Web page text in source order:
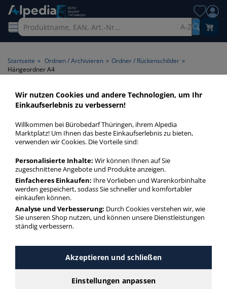
A-Z
Startseite » Ordnen / Archivieren » Ordner / Rückenschilder »
Hängeordner A4
Hängeordner A4 > Format A4
Hängeordner A4 in bester Qualität zum günstigen Preis.
Finden Sie schnell Hängeordner A4 mit unserer Filter-
Funktion.
Hängeordner A4
mehr Infos zur Kategorie
Wir nutzen Cookies und andere Technologien, um Ihr
Einkaufserlebnis zu verbessern!
Willkommen bei Bürobedarf Thüringen, ihrem Alpedia
Marktplatz! Um Ihnen das beste Einkaufserlebnis zu bieten,
verwenden wir Cookies. Die Vorteile sind:
Personalisierte Inhalte: Wir können Ihnen auf Sie
zugeschnittene Angebote und Produkte anzeigen.
Einfacheres Einkaufen: Ihre Vorlieben und Warenkorbinhalte
werden gespeichert, sodass Sie schneller und komfortabler
einkaufen können.
Analyse und Verbesserung: Durch Cookies verstehen wir, wie
Sie unseren Shop nutzen, und können unsere Dienstleistungen
ständig verbessern.
Akzeptieren und schließen
Einstellungen anpassen